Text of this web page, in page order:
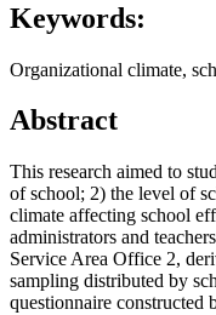
Keywords:
Organizational climate,
Abstract
This research aimed to
of school; 2) the level of
climate affecting school
administrators and
Service Area Office 2,
sampling distributed by
questionnaire constructed